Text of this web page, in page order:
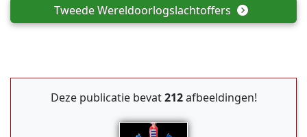
Tweede Wereldoorlogslachtoffers
Deze publicatie bevat212afbeeldingen!